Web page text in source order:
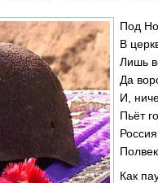
Под
В
Лишь
Да
И,
Пьёт
Как